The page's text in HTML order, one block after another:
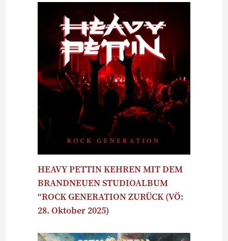
HEAVY PETTIN KEHREN MIT DEM
BRANDNEUEN STUDIOALBUM
“ROCK GENERATION ZURÜCK (VÖ:
28. Oktober 2025)